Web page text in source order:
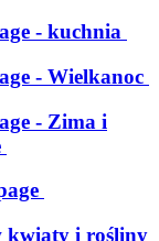
- kuchnia
- Wielkanoc
- Zima i
kwiaty i rośliny